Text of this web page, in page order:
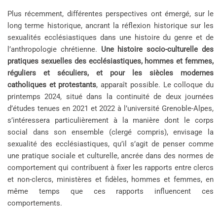
Plus récemment, différentes perspectives ont émergé, sur le
long terme historique, ancrant la réflexion historique sur les
sexualités ecclésiastiques dans une histoire du genre et de
l’anthropologie chrétienne. Une histoire socio-culturelle des
pratiques sexuelles des ecclésiastiques, hommes et femmes,
réguliers et séculiers, et pour les siècles modernes
catholiques et protestants, apparaît possible. Le colloque du
printemps 2024, situé dans la continuité de deux journées
d’études tenues en 2021 et 2022 à l’université Grenoble-Alpes,
s’intéressera particulièrement à la manière dont le corps
social dans son ensemble (clergé compris), envisage la
sexualité des ecclésiastiques, qu’il s’agit de penser comme
une pratique sociale et culturelle, ancrée dans des normes de
comportement qui contribuent à fixer les rapports entre clercs
et non-clercs, ministères et fidèles, hommes et femmes, en
même temps que ces rapports influencent ces
comportements.